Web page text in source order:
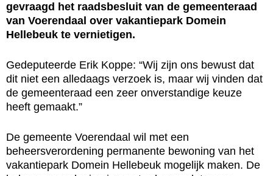
gevraagd het raadsbesluit van de gemeenteraad
van Voerendaal over vakantiepark Domein
Hellebeuk te vernietigen.
Gedeputeerde Erik Koppe: “Wij zijn ons bewust dat
dit niet een alledaags verzoek is, maar wij vinden dat
de gemeenteraad een zeer onverstandige keuze
heeft gemaakt.”
De gemeente Voerendaal wil met een
beheersverordening permanente bewoning van het
vakantiepark Domein Hellebeuk mogelijk maken. De